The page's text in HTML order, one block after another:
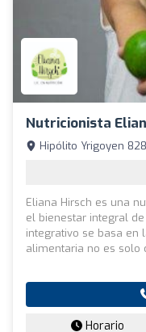
Nutricionista
Hipólito Yrigoyen
Eliana Hirsch es una
el bienestar integral
integrativo se basa en
alimentaria no es solo
Horario